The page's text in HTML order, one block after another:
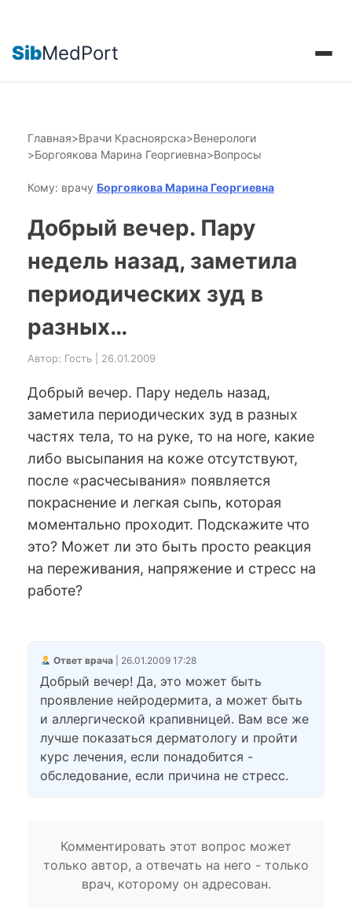
SibMedPort
Главная>Врачи Красноярска>Венерологи
>Боргоякова Марина Георгиевна>Вопросы
Кому: врачу Боргоякова Марина Георгиевна
Добрый вечер. Пару
недель назад, заметила
периодических зуд в
разных…
Автор: Гость | 26.01.2009
Добрый вечер. Пару недель назад,
заметила периодических зуд в разных
частях тела, то на руке, то на ноге, какие
либо высыпания на коже отсутствуют,
после «расчесывания» появляется
покраснение и легкая сыпь, которая
моментально проходит. Подскажите что
это? Может ли это быть просто реакция
на переживания, напряжение и стресс на
работе?
Ответ врача| 26.01.2009 17:28
Добрый вечер! Да, это может быть
проявление нейродермита, а может быть
и аллергической крапивницей. Вам все же
лучше показаться дерматологу и пройти
курс лечения, если понадобится -
обследование, если причина не стресс.
Комментировать этот вопрос может
только автор, а отвечать на него - только
врач, которому он адресован.